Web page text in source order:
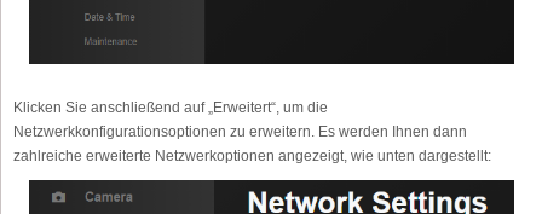
Klicken Sie anschließend auf „Erweitert“, um die
Netzwerkkonfigurationsoptionen zu erweitern. Es werden Ihnen dann
zahlreiche erweiterte Netzwerkoptionen angezeigt, wie unten dargestellt: